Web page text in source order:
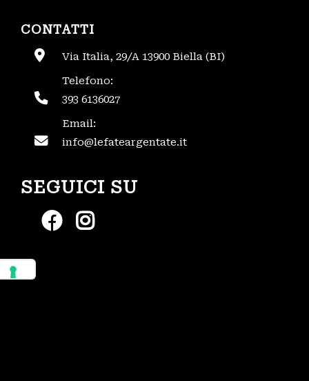
CONTATTI
Via Italia, 29/A 13900 Biella (BI)
Telefono:
393 6136027
Email:
info@lefateargentate.it
SEGUICI SU